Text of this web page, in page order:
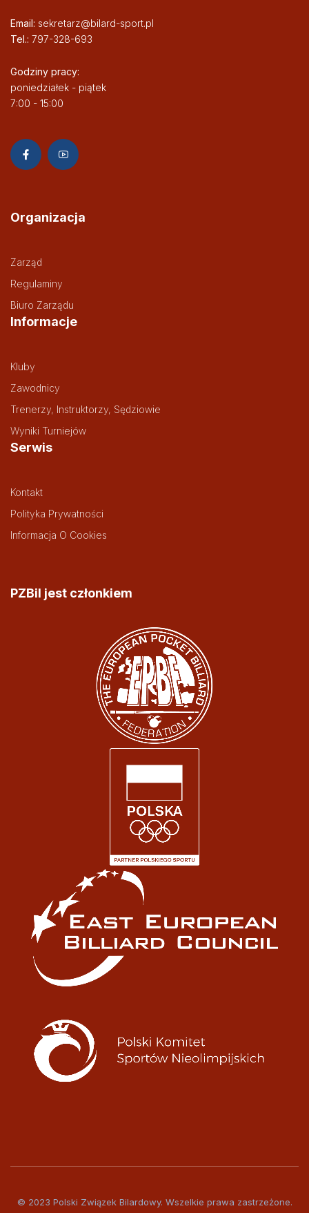
Email: sekretarz@bilard-sport.pl
Tel.: 797-328-693
Godziny pracy:
poniedziałek - piątek
7:00 - 15:00
Organizacja
Zarząd
Regulaminy
Biuro Zarządu
Informacje
Kluby
Zawodnicy
Trenerzy, Instruktorzy, Sędziowie
Wyniki Turniejów
Serwis
Kontakt
Polityka Prywatności
Informacja O Cookies
PZBil jest członkiem
© 2023 Polski Związek Bilardowy. Wszelkie prawa zastrzeżone.